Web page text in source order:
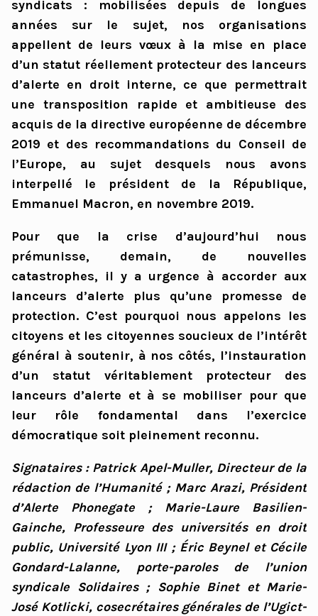
syndicats : mobilisées depuis de longues
années sur le sujet, nos organisations
appellent de leurs vœux à la mise en place
d’un statut réellement protecteur des lanceurs
d’alerte en droit interne, ce que permettrait
une transposition rapide et ambitieuse des
acquis de la directive européenne de décembre
2019 et des recommandations du Conseil de
l’Europe, au sujet desquels nous avons
interpellé le président de la République,
Emmanuel Macron, en novembre 2019.
Pour que la crise d’aujourd’hui nous
prémunisse, demain, de nouvelles
catastrophes, il y a urgence à accorder aux
lanceurs d’alerte plus qu’une promesse de
protection. C’est pourquoi nous appelons les
citoyens et les citoyennes soucieux de l’intérêt
général à soutenir, à nos côtés, l’instauration
d’un statut véritablement protecteur des
lanceurs d’alerte et à se mobiliser pour que
leur rôle fondamental dans l’exercice
démocratique soit pleinement reconnu.
Signataires : Patrick Apel-Muller, Directeur de la
rédaction de l’Humanité ; Marc Arazi, Président
d’Alerte Phonegate ; Marie-Laure Basilien-
Gainche, Professeure des universités en droit
public, Université Lyon III ; Éric Beynel et Cécile
Gondard-Lalanne, porte-paroles de l’union
syndicale Solidaires ; Sophie Binet et Marie-
José Kotlicki, cosecrétaires générales de l’Ugict-